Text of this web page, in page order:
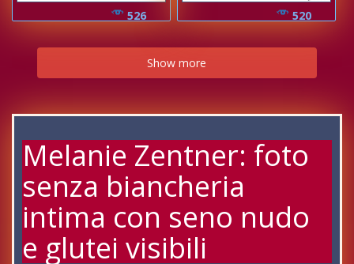
526
520
Show more
Melanie Zentner: foto
senza biancheria
intima con seno nudo
e glutei visibili